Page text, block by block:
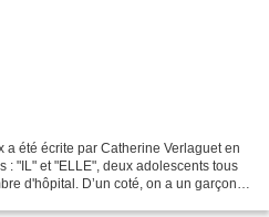
a été écrite par Catherine Verlaguet en
: "IL" et "ELLE", deux adolescents tous
d'hôpital. D’un coté, on a un garçon,